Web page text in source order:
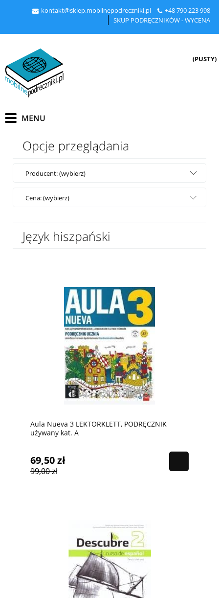
kontakt@sklep.mobilnepodreczniki.pl +48790 223 998
SKUP PODRĘCZNIKÓW - WYCENA
(PUSTY)
Opcje przeglądania
Producent: (wybierz)
Cena: (wybierz)
Język hiszpański
Aula Nueva 3 LEKTORKLETT, PODRĘCZNIK
używany kat. A
69,50 zł
99,00 zł